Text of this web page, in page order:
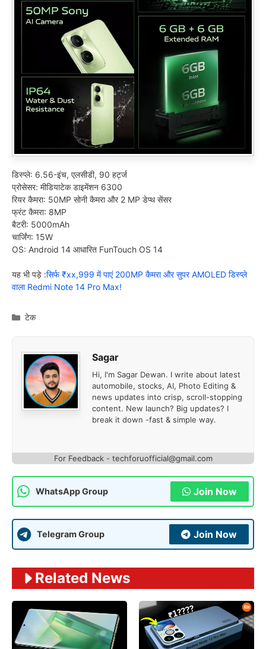
डिस्प्ले: 6.56-इंच, एलसीडी, 90 हर्ट्ज
प्रोसेसर: मीडियाटेक डाइमेंशन 6300
रियर कैमरा: 50MP सोनी कैमरा और 2 MP डेप्थ सेंसर
फ्रंट कैमरा: 8MP
बैटरी: 5000mAh
चार्जिंग: 15W
OS: Android 14 आधारित FunTouch OS 14
यह भी पड़े :सिर्फ ₹xx,999 में पाएं 200MP कैमरा और सुपर AMOLED डिस्प्ले
वाला Redmi Note 14 Pro Max!
Categories
टेक
Sagar
Hi, I'm Sagar Dewan. I write about latest
automobile, stocks, AI, Photo Editing &
news updates into crisp, scroll-stopping
content. New launch? Big updates? I
break it down -fast & simple way.
For Feedback - techforuofficial@gmail.com
WhatsApp Group Join Now
Telegram Group Join Now
Related News